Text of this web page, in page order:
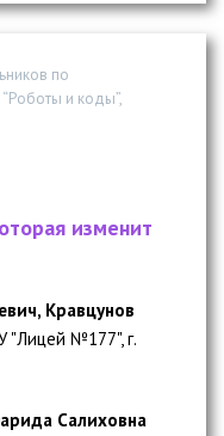
по
и коды”,
изменит
Кравцунов
"Лицей №177", г.
Салиховна